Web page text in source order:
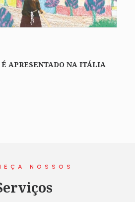
APRESENTADO NA ITÁLIA
NOSSOS